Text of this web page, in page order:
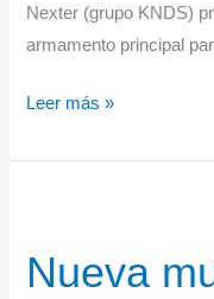
Nexter (grupo KNDS)
armamento principal
Nexter
el
armamento
Leer más »
Nueva